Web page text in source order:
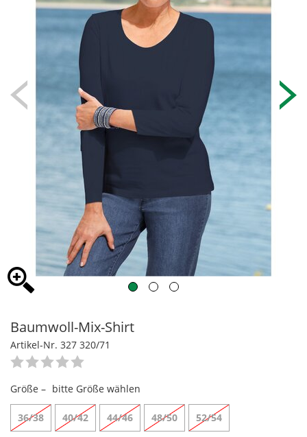
Baumwoll-Mix-Shirt
Artikel-Nr. 327 320/71
Größe – bitte Größe wählen
36/38 40/42 44/46 48/50 52/54